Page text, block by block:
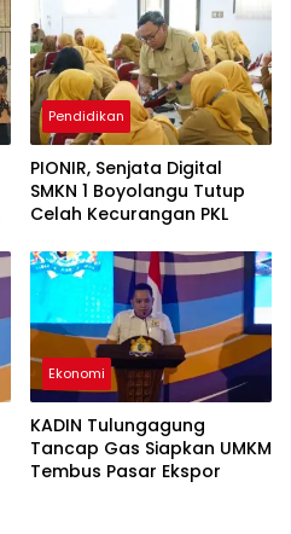
Pendidikan
PIONIR, Senjata Digital
SMKN 1 Boyolangu Tutup
Celah Kecurangan PKL
Ekonomi
KADIN Tulungagung
Tancap Gas Siapkan UMKM
Tembus Pasar Ekspor